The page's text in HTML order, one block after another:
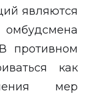
являются
противном
как
мер